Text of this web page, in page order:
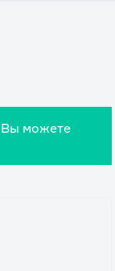
Вы можете